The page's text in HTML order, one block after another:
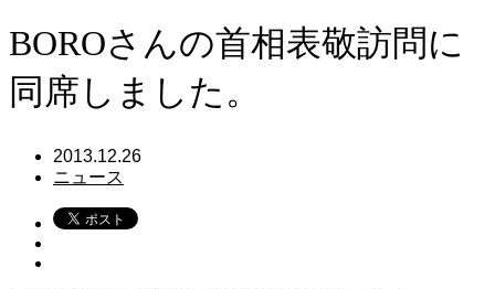
BOROさんの首相表敬訪問に
同席しました。
2013.12.26
ニュース